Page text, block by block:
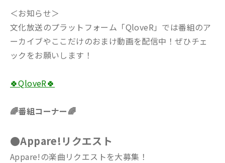
＜お知らせ＞
文化放送のプラットフォーム「QloveR」では番組のア
ーカイブやここだけのおまけ動画を配信中！ぜひチェ
ックをお願いします！
🍀QloveR🍀
🌈番組コーナー🌈
●Appare!リクエスト
Appare!の楽曲リクエストを大募集！